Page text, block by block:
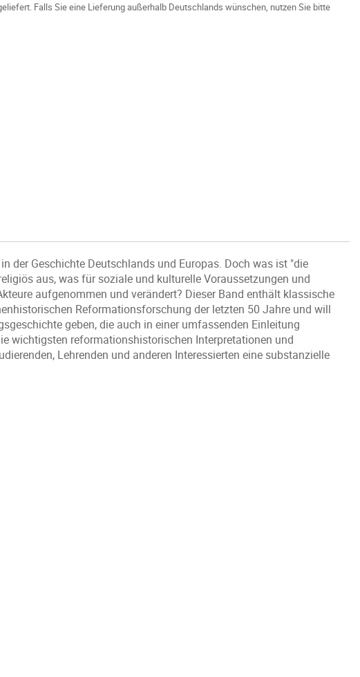
Falls Sie eine Lieferung außerhalb Deutschlands wünschen, nutzen Sie bitte
der Geschichte Deutschlands und Europas. Doch was ist "die
aus, was für soziale und kulturelle Voraussetzungen und
aufgenommen und verändert? Dieser Band enthält klassische
Reformationsforschung der letzten 50 Jahre und will
geben, die auch in einer umfassenden Einleitung
wichtigsten reformationshistorischen Interpretationen und
Lehrenden und anderen Interessierten eine substanzielle